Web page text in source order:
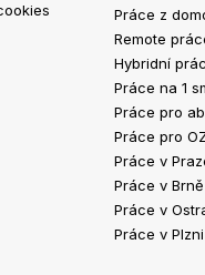
Práce z
Remote
Hybridní
Práce na 1
Práce pro
Práce pro
Práce v
Práce v Brně
Práce v
Práce v Plzni